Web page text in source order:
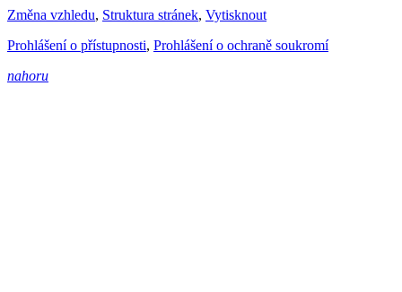
Změna vzhledu, Struktura stránek, Vytisknout
Prohlášení o přístupnosti, Prohlášení o ochraně soukromí
nahoru